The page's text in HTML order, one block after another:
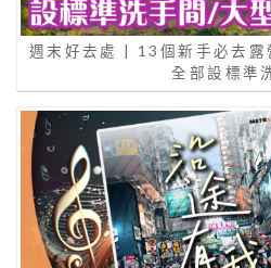
週末好去處 | 13個新手必去露
全部設標準